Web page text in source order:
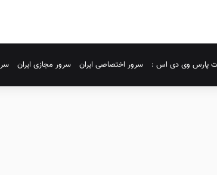
پارس وی دی اس : سرور اختصاصی ایران سرور مجازی ایران